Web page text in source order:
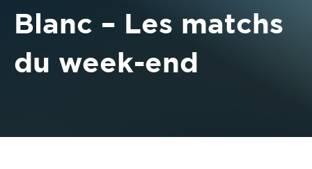
Blanc – Les matchs
du week-end